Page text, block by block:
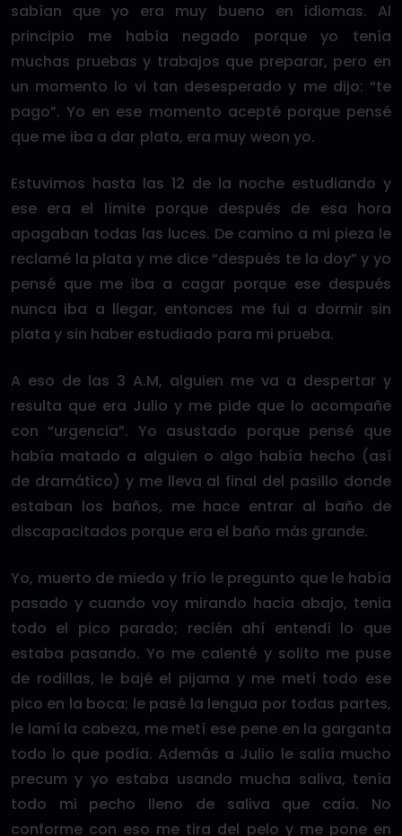
sabían que yo era muy bueno en idiomas. Al
principio me había negado porque yo tenía
muchas pruebas y trabajos que preparar, pero en
un momento lo vi tan desesperado y me dijo: “te
pago”. Yo en ese momento acepté porque pensé
que me iba a dar plata, era muy weon yo.
Estuvimos hasta las 12 de la noche estudiando y
ese era el límite porque después de esa hora
apagaban todas las luces. De camino a mi pieza le
reclamé la plata y me dice “después te la doy” y yo
pensé que me iba a cagar porque ese después
nunca iba a llegar, entonces me fui a dormir sin
plata y sin haber estudiado para mi prueba.
A eso de las 3 A.M, alguien me va a despertar y
resulta que era Julio y me pide que lo acompañe
con “urgencia”. Yo asustado porque pensé que
había matado a alguien o algo había hecho (así
de dramático) y me lleva al final del pasillo donde
estaban los baños, me hace entrar al baño de
discapacitados porque era el baño más grande.
Yo, muerto de miedo y frío le pregunto que le había
pasado y cuando voy mirando hacia abajo, tenia
todo el pico parado; recién ahí entendí lo que
estaba pasando. Yo me calenté y solito me puse
de rodillas, le bajé el pijama y me metí todo ese
pico en la boca; le pasé la lengua por todas partes,
le lamí la cabeza, me metí ese pene en la garganta
todo lo que podía. Además a Julio le salía mucho
precum y yo estaba usando mucha saliva, tenía
todo mi pecho lleno de saliva que caía. No
conforme con eso me tira del pelo y me pone en